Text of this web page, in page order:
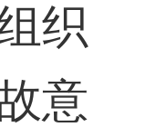
织
意